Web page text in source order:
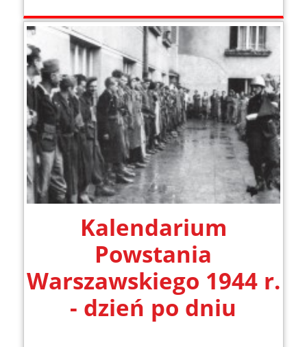
Kalendarium
Powstania
Warszawskiego 1944 r.
- dzień po dniu